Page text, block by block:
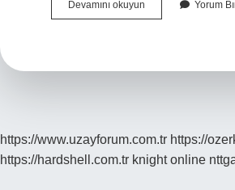
Devamını okuyun
Akvaryum
Yorum
https://www.uzayforum.com.tr https://
https://hardshell.com.tr knight online